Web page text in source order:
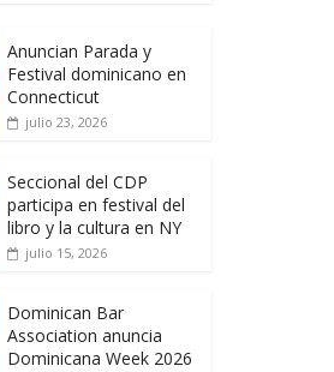
Anuncian Parada y
Festival dominicano en
Connecticut
julio 23, 2026
Seccional del CDP
participa en festival del
libro y la cultura en NY
julio 15, 2026
Dominican Bar
Association anuncia
Dominicana Week 2026